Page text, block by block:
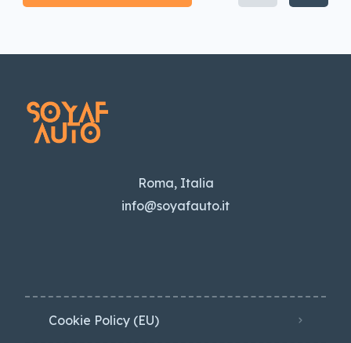
Roma, Italia
info@soyafauto.it
Cookie Policy (EU)